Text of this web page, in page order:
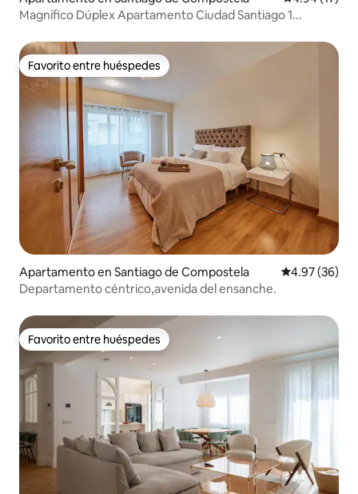
Magnífico Dúplex Apartamento Ciudad Santiago 1...
Favorito entre huéspedes
Favorito entre huéspedes
Apartamento en Santiago de Compostela Calificación
4.97 (36)
Departamento céntrico,avenida del ensanche.
Favorito entre huéspedes
Favorito entre huéspedes